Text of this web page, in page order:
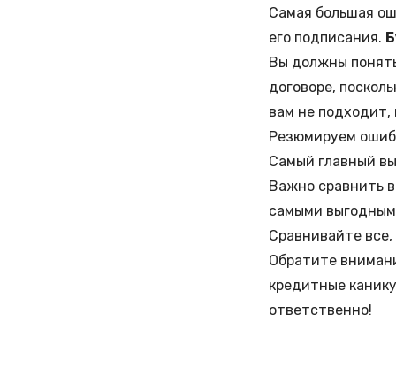
Самая большая
его подписания.
Вы должны
договоре,
вам не подходит,
Резюмируем
Самый главный
Важно сравнить
самыми
Сравнивайте
Обратите
кредитные
ответственно!